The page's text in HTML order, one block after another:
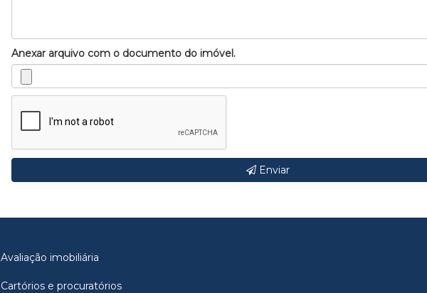
Anexar arquivo com o documento do imóvel.
Enviar
Avaliação imobiliária
Cartórios e procuratórios